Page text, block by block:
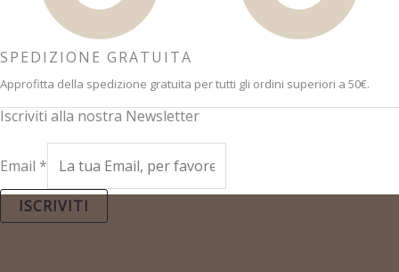
SPEDIZIONE GRATUITA
Approfitta della spedizione gratuita per tutti gli ordini superiori a 50€.
Iscriviti alla nostra Newsletter
Email *
ISCRIVITI